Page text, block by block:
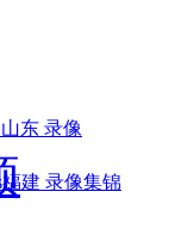
东 录像
建 录像集锦